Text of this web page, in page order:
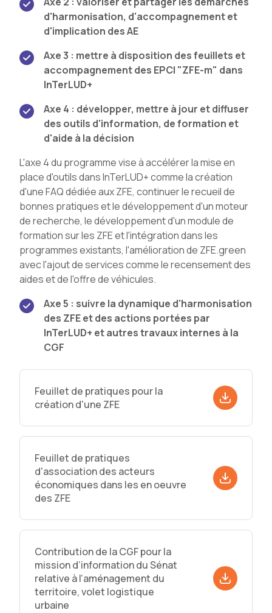
d'harmonisation, d'accompagnement et
d'implication des AE
Axe 3 : mettre à disposition des feuillets et
accompagnement des EPCI "ZFE-m" dans
InTerLUD+
Axe 4 : développer, mettre à jour et diffuser
des outils d'information, de formation et
d'aide à la décision
L'axe 4 du programme vise à accélérer la mise en
place d'outils dans InTerLUD+ comme la création
d'une FAQ dédiée aux ZFE, continuer le recueil de
bonnes pratiques et le développement d'un moteur
de recherche, le développement d'un module de
formation sur les ZFE et l'intégration dans les
programmes existants, l'amélioration de ZFE.green
avec l'ajout de services comme le recensement des
aides et de l'offre de véhicules.
Axe 5 : suivre la dynamique d'harmonisation
des ZFE et des actions portées par
InTerLUD+ et autres travaux internes à la
CGF
Feuillet de pratiques pour la
création d'une ZFE
Feuillet de pratiques
d'association des acteurs
économiques dans les en oeuvre
des ZFE
Contribution de la CGF pour la
mission d’information du Sénat
relative à l’aménagement du
territoire, volet logistique
urbaine